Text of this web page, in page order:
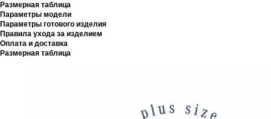
Размерная таблица
Параметры модели
Параметры готового изделия
Правила ухода за изделием
Оплата и доставка
Размерная таблица